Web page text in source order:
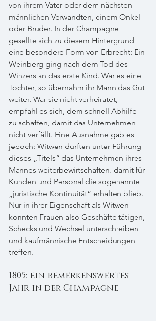
von ihrem Vater oder dem nächsten
männlichen Verwandten, einem Onkel
oder Bruder. In der Champagne
gesellte sich zu diesem Hintergrund
eine besondere Form von Erbrecht: Ein
Weinberg ging nach dem Tod des
Winzers an das erste Kind. War es eine
Tochter, so übernahm ihr Mann das Gut
weiter. War sie nicht verheiratet,
empfahl es sich, dem schnell Abhilfe
zu schaffen, damit das Unternehmen
nicht verfällt. Eine Ausnahme gab es
jedoch: Witwen durften unter Führung
dieses „Titels“ das Unternehmen ihres
Mannes weiterbewirtschaften, damit für
Kunden und Personal die sogenannte
„juristische Kontinuität“ erhalten blieb.
Nur in ihrer Eigenschaft als Witwen
konnten Frauen also Geschäfte tätigen,
Schecks und Wechsel unterschreiben
und kaufmännische Entscheidungen
treffen.
1805: ein bemerkenswertes
Jahr in der Champagne